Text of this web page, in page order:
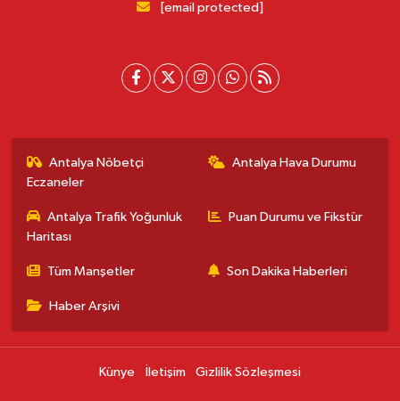
[email protected]
Antalya Nöbetçi
Eczaneler
Antalya Hava Durumu
Antalya Trafik Yoğunluk
Haritası
Puan Durumu ve Fikstür
Tüm Manşetler Son Dakika Haberleri
Haber Arşivi
Künye İletişim Gizlilik Sözleşmesi